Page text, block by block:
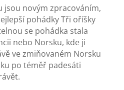
jsou novým zpracováním,
pohádky Tři oříšky
se pohádka stala
nebo Norsku, kde ji
ve zmiňovaném Norsku
po téměř padesáti